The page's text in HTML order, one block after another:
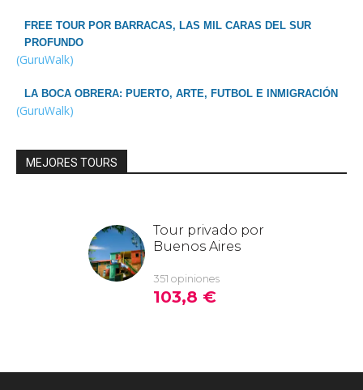
FREE TOUR POR BARRACAS, LAS MIL CARAS DEL SUR
PROFUNDO
(GuruWalk)
LA BOCA OBRERA: PUERTO, ARTE, FUTBOL E INMIGRACIÓN
(GuruWalk)
MEJORES TOURS